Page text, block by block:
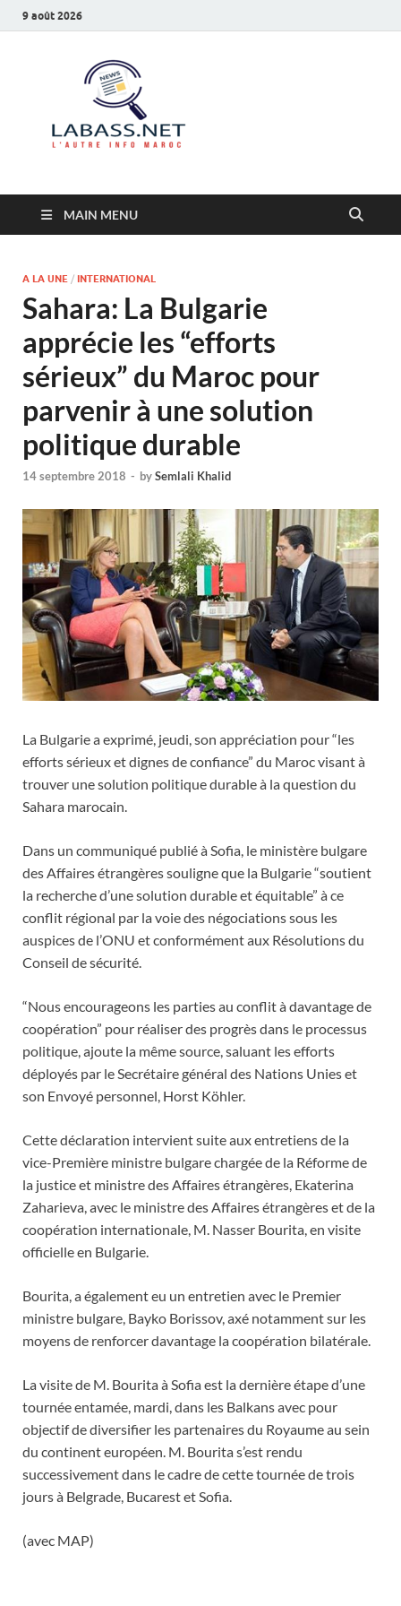
9 août 2026
MAIN MENU
A LA UNE / INTERNATIONAL
Sahara: La Bulgarie
apprécie les “efforts
sérieux” du Maroc pour
parvenir à une solution
politique durable
14 septembre 2018 - bySemlali Khalid
La Bulgarie a exprimé, jeudi, son appréciation pour “les
efforts sérieux et dignes de confiance” du Maroc visant à
trouver une solution politique durable à la question du
Sahara marocain.
Dans un communiqué publié à Sofia, le ministère bulgare
des Affaires étrangères souligne que la Bulgarie “soutient
la recherche d’une solution durable et équitable” à ce
conflit régional par la voie des négociations sous les
auspices de l’ONU et conformément aux Résolutions du
Conseil de sécurité.
“Nous encourageons les parties au conflit à davantage de
coopération” pour réaliser des progrès dans le processus
politique, ajoute la même source, saluant les efforts
déployés par le Secrétaire général des Nations Unies et
son Envoyé personnel, Horst Köhler.
Cette déclaration intervient suite aux entretiens de la
vice-Première ministre bulgare chargée de la Réforme de
la justice et ministre des Affaires étrangères, Ekaterina
Zaharieva, avec le ministre des Affaires étrangères et de la
coopération internationale, M. Nasser Bourita, en visite
officielle en Bulgarie.
Bourita, a également eu un entretien avec le Premier
ministre bulgare, Bayko Borissov, axé notamment sur les
moyens de renforcer davantage la coopération bilatérale.
La visite de M. Bourita à Sofia est la dernière étape d’une
tournée entamée, mardi, dans les Balkans avec pour
objectif de diversifier les partenaires du Royaume au sein
du continent européen. M. Bourita s’est rendu
successivement dans le cadre de cette tournée de trois
jours à Belgrade, Bucarest et Sofia.
(avec MAP)